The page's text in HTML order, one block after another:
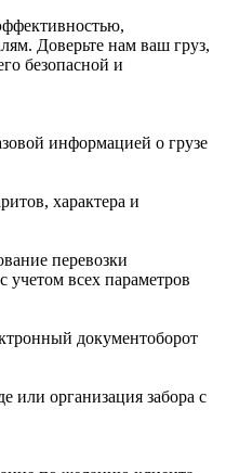
Доверьте нам ваш груз,
безопасной и
информацией о грузе
характера и
перевозки
учетом всех параметров
документоборот
или организация забора с